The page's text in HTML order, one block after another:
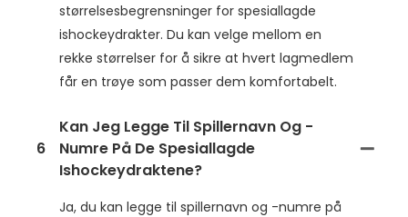
størrelsesbegrensninger for spesiallagde
ishockeydrakter. Du kan velge mellom en
rekke størrelser for å sikre at hvert lagmedlem
får en trøye som passer dem komfortabelt.
6
Kan Jeg Legge Til Spillernavn Og -
Numre På De Spesiallagde
Ishockeydraktene?
Ja, du kan legge til spillernavn og -numre på